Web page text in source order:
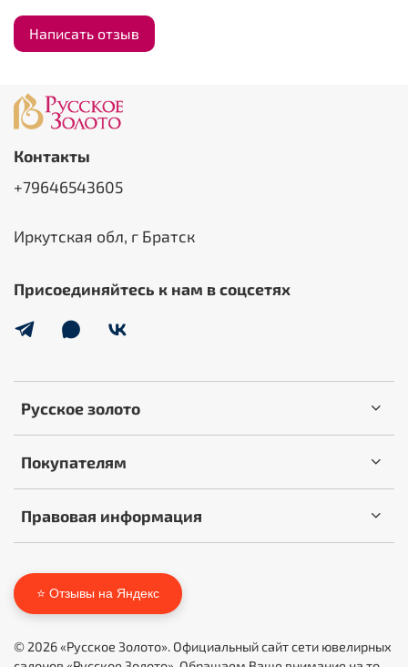
Написать отзыв
Русское золото
Покупателям
Правовая информация
Контакты
+79646543605
Иркутская обл, г Братск
Присоединяйтесь к нам в соцсетях
⭐ Отзывы на Яндекс
© 2026 «Русское Золото». Официальный сайт сети ювелирных